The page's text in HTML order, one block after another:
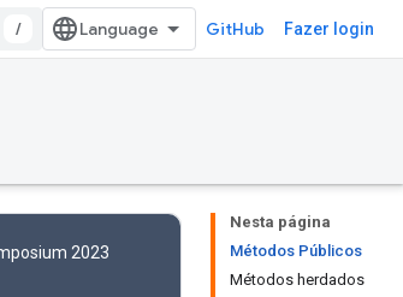
/ GitHub Fazer login
Nesta página
Métodos Públicos
Métodos herdados
2023